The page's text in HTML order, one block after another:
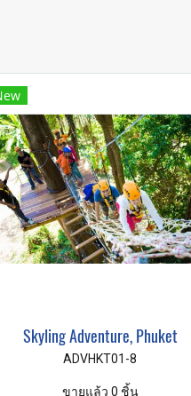
Skyling Adventure, Phuket
ADVHKT01-8
ขายแล้ว 0 ชิ้น